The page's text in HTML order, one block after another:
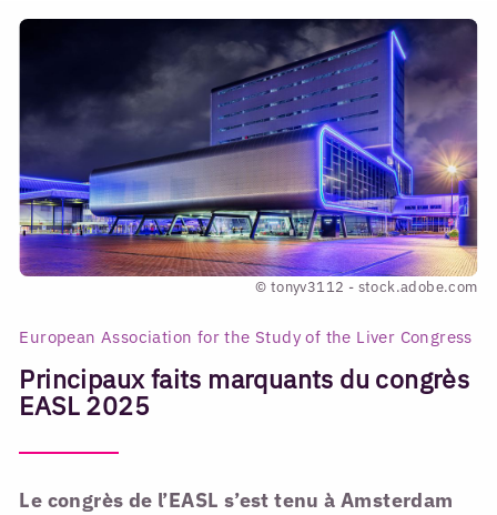
© tonyv3112 - stock.adobe.com
European Association for the Study of the Liver Congress
Principaux faits marquants du congrès
EASL 2025
Le congrès de l’EASL s’est tenu à Amsterdam